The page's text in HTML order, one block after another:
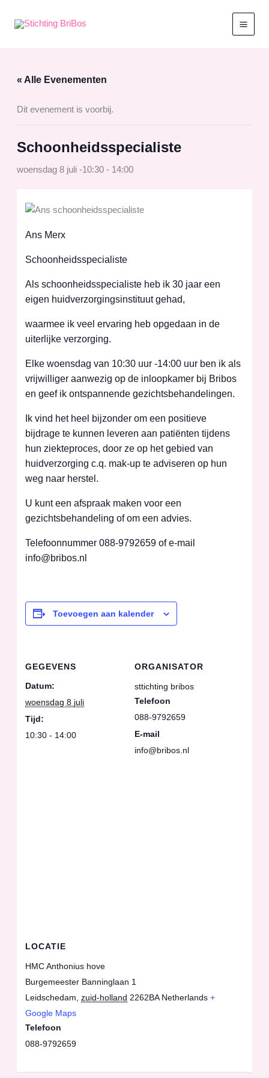
naar
« Alle Evenementen
Dit evenement is voorbij.
Schoonheidsspecialiste
woensdag 8 juli -10:30- 14:00
Ans Merx
Schoonheidsspecialiste
Als schoonheidsspecialiste heb ik 30 jaar een
eigen huidverzorgingsinstituut gehad,
waarmee ik veel ervaring heb opgedaan in de
uiterlijke verzorging.
Elke woensdag van 10:30 uur -14:00 uur ben ik als
vrijwilliger aanwezig op de inloopkamer bij Bribos
en geef ik ontspannende gezichtsbehandelingen.
Ik vind het heel bijzonder om een positieve
bijdrage te kunnen leveren aan patiënten tijdens
hun ziekteproces, door ze op het gebied van
huidverzorging c.q. mak-up te adviseren op hun
weg naar herstel.
U kunt een afspraak maken voor een
gezichtsbehandeling of om een advies.
Telefoonnummer 088-9792659 of e-mail
info@bribos.nl
Toevoegen aan kalender
GEGEVENS
Datum:
woensdag 8 juli
Tijd:
10:30 - 14:00
ORGANISATOR
sttichting bribos
Telefoon
088-9792659
E-mail
info@bribos.nl
LOCATIE
HMC Anthonius hove
Burgemeester Banninglaan 1
Leidschedam zuid-holland 2262BA Netherlands +
Google Maps
Telefoon
088-9792659